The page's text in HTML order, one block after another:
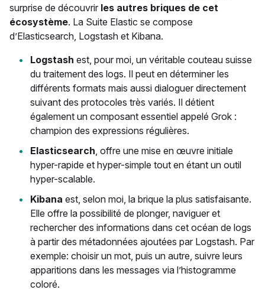
surprise de découvrir les autres briques de cet
écosystème. La Suite Elastic se compose
d’Elasticsearch, Logstash et Kibana.
Logstash est, pour moi, un véritable couteau suisse
du traitement des logs. Il peut en déterminer les
différents formats mais aussi dialoguer directement
suivant des protocoles très variés. Il détient
également un composant essentiel appelé Grok :
champion des expressions régulières.
Elasticsearch, offre une mise en œuvre initiale
hyper-rapide et hyper-simple tout en étant un outil
hyper-scalable.
Kibana est, selon moi, la brique la plus satisfaisante.
Elle offre la possibilité de plonger, naviguer et
rechercher des informations dans cet océan de logs
à partir des métadonnées ajoutées par Logstash. Par
exemple: choisir un mot, puis un autre, suivre leurs
apparitions dans les messages via l’histogramme
coloré.